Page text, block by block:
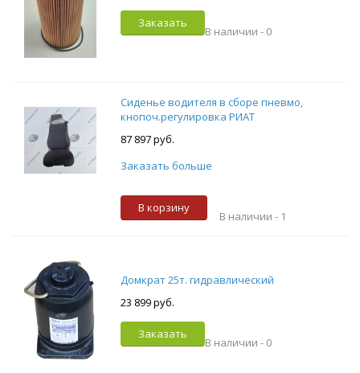
Заказать
В наличии - 0
Сиденье водителя в сборе пневмо,
кнопоч.регулировка РИАТ
87 897 руб.
Заказать больше
В корзину
В наличии - 1
Домкрат 25т. гидравлический
23 899 руб.
Заказать
В наличии - 0